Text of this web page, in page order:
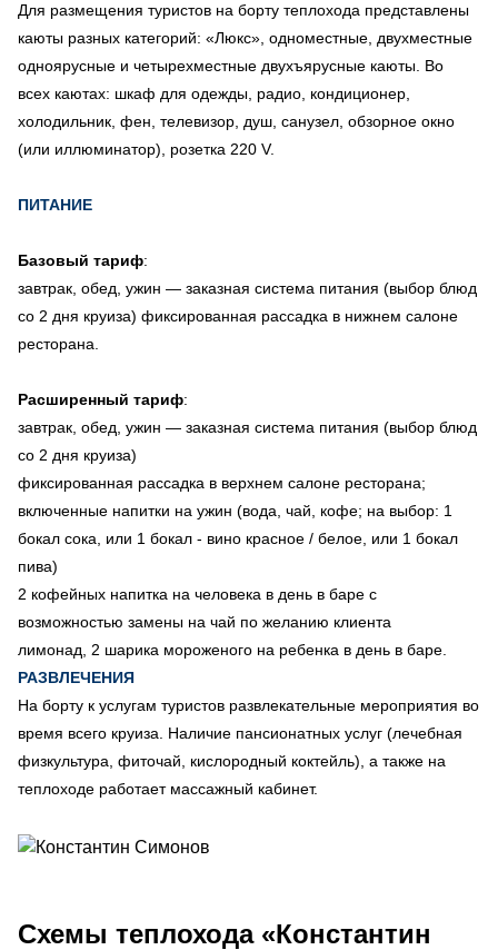
Для размещения туристов на борту теплохода представлены
каюты разных категорий: «Люкс», одноместные, двухместные
одноярусные и четырехместные двухъярусные каюты. Во
всех каютах: шкаф для одежды, радио, кондиционер,
холодильник, фен, телевизор, душ, санузел, обзорное окно
(или иллюминатор), розетка 220 V.
ПИТАНИЕ
Базовый тариф:
завтрак, обед, ужин — заказная система питания (выбор блюд
со 2 дня круиза) фиксированная рассадка в нижнем салоне
ресторана.
Расширенный тариф:
завтрак, обед, ужин — заказная система питания (выбор блюд
со 2 дня круиза)
фиксированная рассадка в верхнем салоне ресторана;
включенные напитки на ужин (вода, чай, кофе; на выбор: 1
бокал сока, или 1 бокал - вино красное / белое, или 1 бокал
пива)
2 кофейных напитка на человека в день в баре с
возможностью замены на чай по желанию клиента
лимонад, 2 шарика мороженого на ребенка в день в баре.
РАЗВЛЕЧЕНИЯ
На борту к услугам туристов развлекательные мероприятия во
время всего круиза. Наличие пансионатных услуг (лечебная
физкультура, фиточай, кислородный коктейль), а также на
теплоходе работает массажный кабинет.
Схемы теплохода «Константин